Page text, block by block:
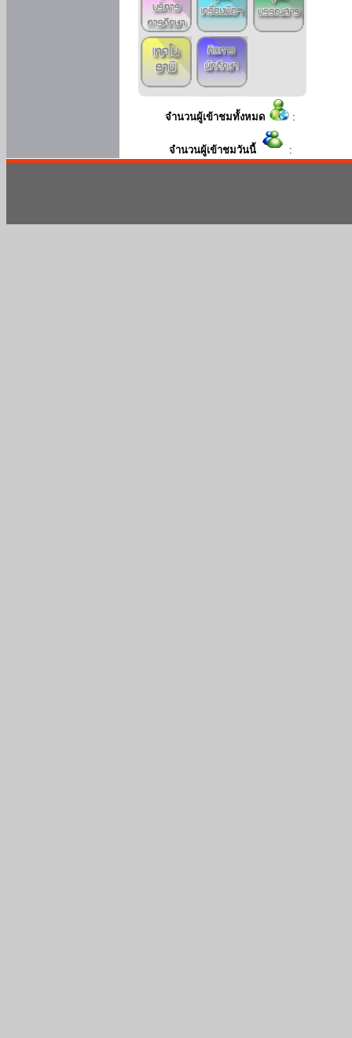
จำนวนผู้เข้าชมทั้งหมด :
จำนวนผู้เข้าชมวันนี้ :